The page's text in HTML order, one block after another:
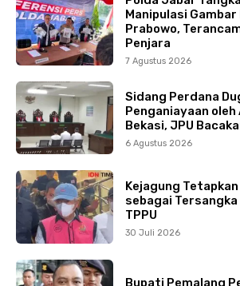
Manipulasi
Prabowo,
Penjara
7 Agustus 2026
Sidang Perdana
Penganiayaan oleh
Bekasi, JPU
6 Agustus 2026
Kejagung
sebagai Tersangka
TPPU
30 Juli 2026
Bupati Pemalang